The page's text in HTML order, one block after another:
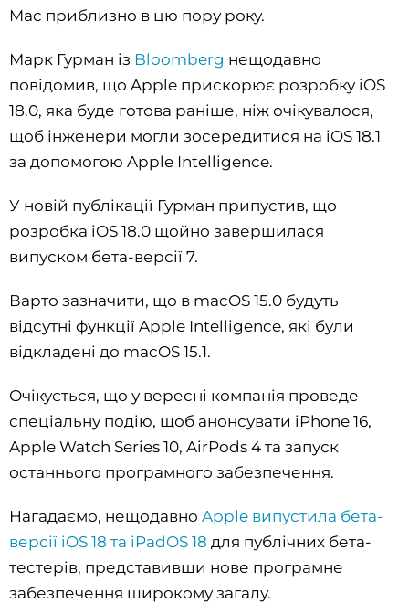
Mac приблизно в цю пору року.
Марк Гурман із Bloomberg нещодавно
повідомив, що Apple прискорює розробку iOS
18.0, яка буде готова раніше, ніж очікувалося,
щоб інженери могли зосередитися на iOS 18.1
за допомогою Apple Intelligence.
У новій публікації Гурман припустив, що
розробка iOS 18.0 щойно завершилася
випуском бета-версії 7.
Варто зазначити, що в macOS 15.0 будуть
відсутні функції Apple Intelligence, які були
відкладені до macOS 15.1.
Очікується, що у вересні компанія проведе
спеціальну подію, щоб анонсувати iPhone 16,
Apple Watch Series 10, AirPods 4 та запуск
останнього програмного забезпечення.
Нагадаємо, нещодавно Apple випустила бета-
версії iOS 18 та iPadOS 18 для публічних бета-
тестерів, представивши нове програмне
забезпечення широкому загалу.